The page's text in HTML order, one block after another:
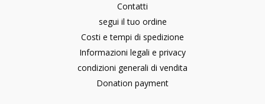
Contatti
segui il tuo ordine
Costi e tempi di spedizione
Informazioni legali e privacy
condizioni generali di vendita
Donation payment